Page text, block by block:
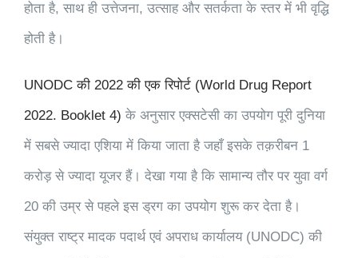
होता है, साथ ही उत्तेजना, उत्साह और सतर्कता के स्तर में भी वृद्धि
होती है।
UNODC की 2022 की एक रिपोर्ट (World Drug Report
2022. Booklet 4) के अनुसार एक्सटेसी का उपयोग पूरी दुनिया
में सबसे ज्यादा एशिया में किया जाता है जहाँ इसके तक़रीबन 1
करोड़ से ज्यादा यूजर हैं। देखा गया है कि सामान्य तौर पर युवा वर्ग
20 की उम्र से पहले इस ड्रग का उपयोग शुरू कर देता है।
संयुक्त राष्ट्र मादक पदार्थ एवं अपराध कार्यालय (UNODC) की